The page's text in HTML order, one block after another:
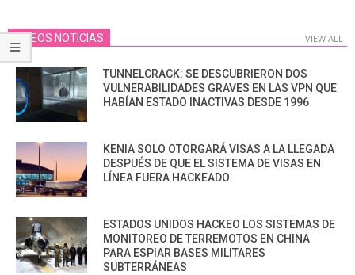
VIDEOS NOTICIAS VIEW ALL
TUNNELCRACK: SE DESCUBRIERON DOS
VULNERABILIDADES GRAVES EN LAS VPN QUE
HABÍAN ESTADO INACTIVAS DESDE 1996
KENIA SOLO OTORGARÁ VISAS A LA LLEGADA
DESPUÉS DE QUE EL SISTEMA DE VISAS EN
LÍNEA FUERA HACKEADO
ESTADOS UNIDOS HACKEO LOS SISTEMAS DE
MONITOREO DE TERREMOTOS EN CHINA
PARA ESPIAR BASES MILITARES
SUBTERRÁNEAS